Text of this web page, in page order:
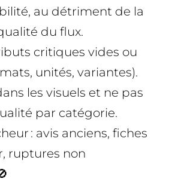
au détriment de la
du flux.
critiques vides ou
unités, variantes).
les visuels et ne pas
par catégorie.
: avis anciens, fiches
ruptures non